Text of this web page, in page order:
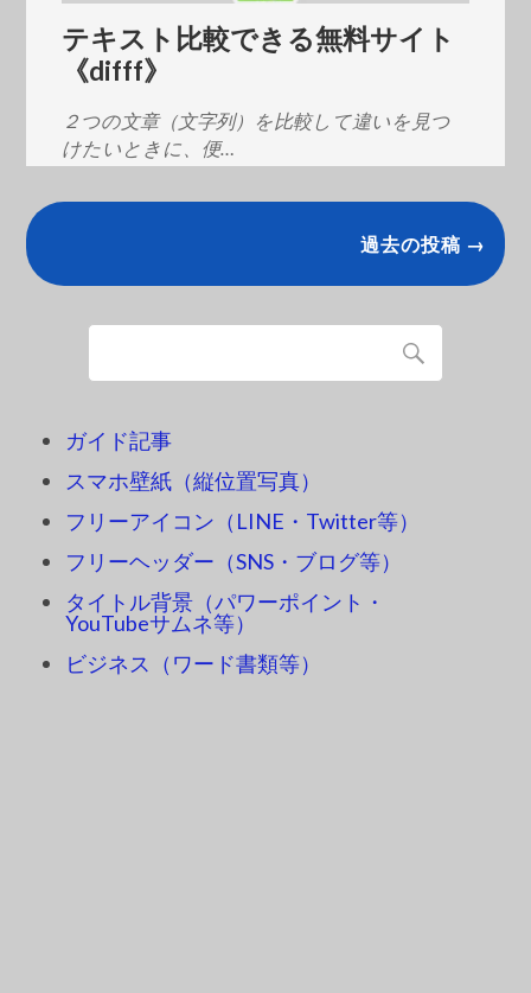
テキスト比較できる無料サイト
《difff》
２つの文章（文字列）を比較して違いを見つ
けたいときに、便…
過去の投稿 →
ガイド記事
スマホ壁紙（縦位置写真）
フリーアイコン（LINE・Twitter等）
フリーヘッダー（SNS・ブログ等）
タイトル背景（パワーポイント・
YouTubeサムネ等）
ビジネス（ワード書類等）